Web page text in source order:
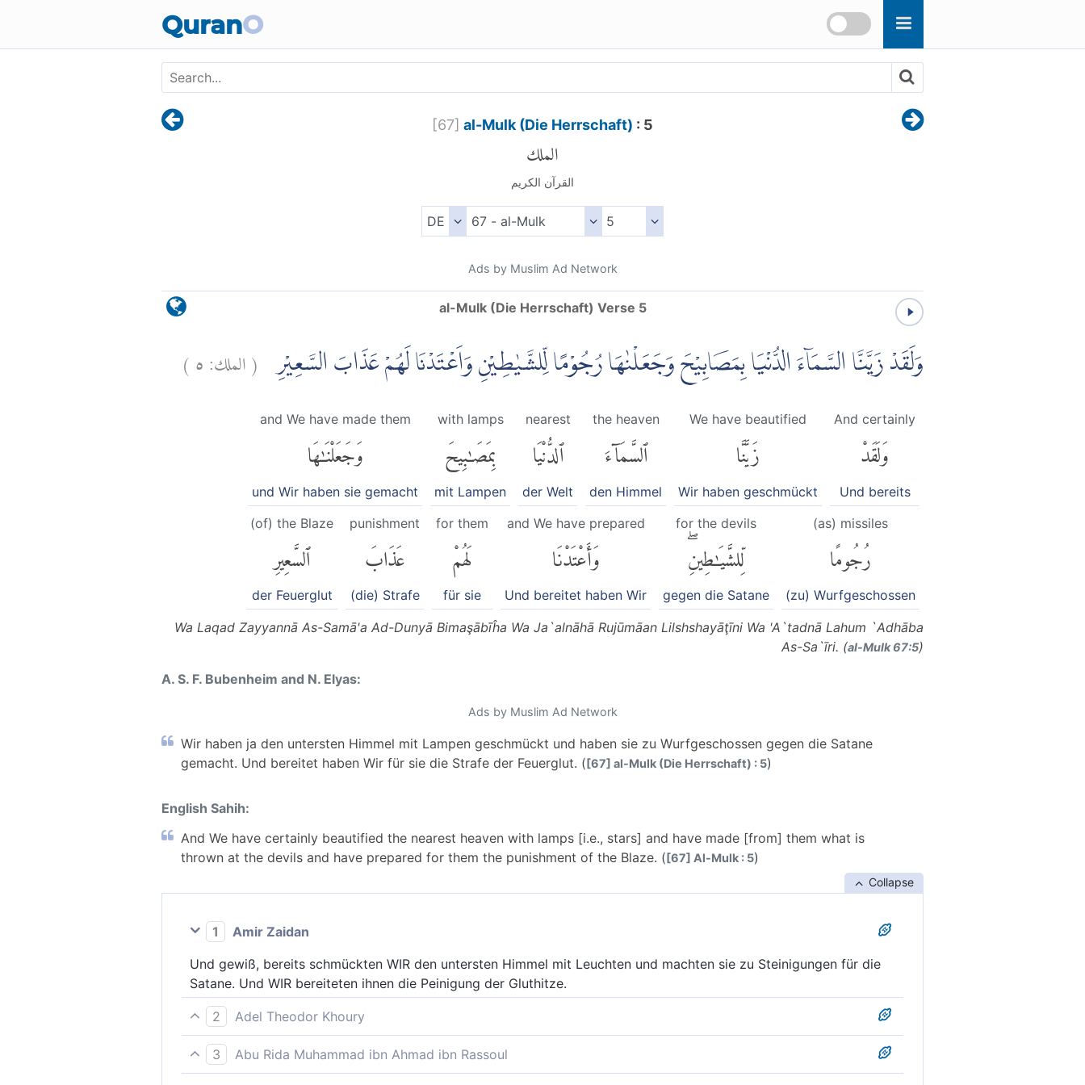
QuranO
[67] al-Mulk (Die Herrschaft) : 5
الملك
القرآن الكريم
Ads by Muslim Ad Network
al-Mulk (Die Herrschaft) Verse 5
وَلَقَدْ زَيَّنَّا السَّمَاۤءَ الدُّنْيَا بِمَصَابِيْحَ وَجَعَلْنٰهَا رُجُوْمًا لِّلشَّيٰطِيْنِ وَاَعْتَدْنَا لَهُمْ عَذَابَ السَّعِيْرِ (الملك:٥)
And certainly
وَلَقَدْ
Und bereits
We have beautified
زَيَّنَّا
Wir haben geschmückt
the heaven
ٱلسَّمَآءَ
den Himmel
nearest
ٱلدُّنْيَا
der Welt
with lamps
بِمَصَٰبِيحَ
mit Lampen
and We have made them
وَجَعَلْنَٰهَا
und Wir haben sie gemacht
(as) missiles
رُجُومًا
(zu) Wurfgeschossen
for the devils
لِّلشَّيَٰطِينِۖ
gegen die Satane
and We have prepared
وَأَعْتَدْنَا
Und bereitet haben Wir
for them
لَهُمْ
für sie
punishment
عَذَابَ
(die) Strafe
(of) the Blaze
ٱلسَّعِيرِ
der Feuerglut
Wa Laqad Zayyannā As-Samā'a Ad-Dunyā Bimaşābīĥa Wa Ja`alnāhā Rujūmāan Lilshshayāţīni Wa 'A`tadnā Lahum `Adhāba
As-Sa`īri. (al-Mulk 67:5)
A. S. F. Bubenheim and N. Elyas:
Ads by Muslim Ad Network
Wir haben ja den untersten Himmel mit Lampen geschmückt und haben sie zu Wurfgeschossen gegen die Satane
gemacht. Und bereitet haben Wir für sie die Strafe der Feuerglut. ([67] al-Mulk (Die Herrschaft) : 5)
English Sahih:
And We have certainly beautified the nearest heaven with lamps [i.e., stars] and have made [from] them what is
thrown at the devils and have prepared for them the punishment of the Blaze. ([67] Al-Mulk : 5)
Collapse
1
Amir Zaidan
Und gewiß, bereits schmückten WIR den untersten Himmel mit Leuchten und machten sie zu Steinigungen für die
Satane. Und WIR bereiteten ihnen die Peinigung der Gluthitze.
2
Adel Theodor Khoury
Und Wir haben den untersten Himmel mit Leuchten geschmückt und haben sie zu Wurfsteinen gegen die Satane
gemacht. Und Wir haben für sie die Pein des Feuerbrandes bereitet.
3
Abu Rida Muhammad ibn Ahmad ibn Rassoul